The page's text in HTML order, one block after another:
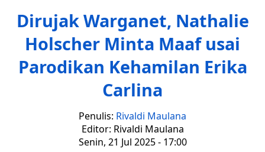
Dirujak Warganet, Nathalie
Holscher Minta Maaf usai
Parodikan Kehamilan Erika
Carlina
Penulis: Rivaldi Maulana
Editor: Rivaldi Maulana
Senin, 21 Jul 2025 - 17:00